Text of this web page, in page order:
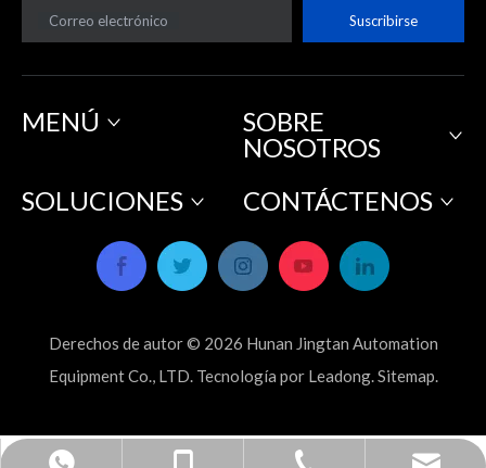
Correo electrónico Suscribirse
MENÚ
SOBRE
NOSOTROS
SOLUCIONES
CONTÁCTENOS
Derechos de autor © 2026 Hunan Jingtan Automation
Equipment Co., LTD. Tecnología por Leadong.Sitemap.